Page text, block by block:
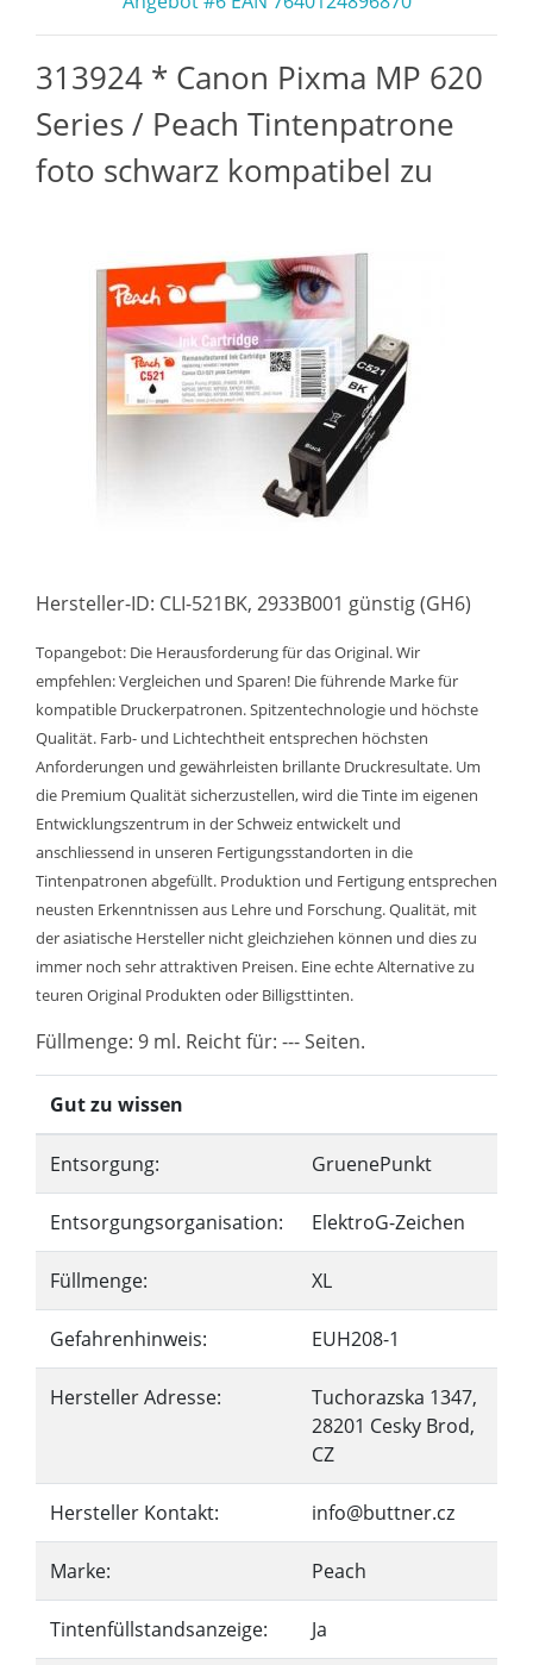
313924 * Canon Pixma MP 620
Series / Peach Tintenpatrone
foto schwarz kompatibel zu
Hersteller-ID: CLI-521BK, 2933B001 günstig (GH6)
Topangebot: Die Herausforderung für das Original. Wir
empfehlen: Vergleichen und Sparen! Die führende Marke für
kompatible Druckerpatronen. Spitzentechnologie und höchste
Qualität. Farb- und Lichtechtheit entsprechen höchsten
Anforderungen und gewährleisten brillante Druckresultate. Um
die Premium Qualität sicherzustellen, wird die Tinte im eigenen
Entwicklungszentrum in der Schweiz entwickelt und
anschliessend in unseren Fertigungsstandorten in die
Tintenpatronen abgefüllt. Produktion und Fertigung entsprechen
neusten Erkenntnissen aus Lehre und Forschung. Qualität, mit
der asiatische Hersteller nicht gleichziehen können und dies zu
immer noch sehr attraktiven Preisen. Eine echte Alternative zu
teuren Original Produkten oder Billigsttinten.
Füllmenge: 9 ml. Reicht für: --- Seiten.
Gut zu wissen
Entsorgung: GruenePunkt
Entsorgungsorganisation: ElektroG-Zeichen
Füllmenge: XL
Gefahrenhinweis: EUH208-1
Hersteller Adresse:
Tuchorazska 1347,
28201 Cesky Brod,
CZ
Hersteller Kontakt: info@buttner.cz
Marke: Peach
Tintenfüllstandsanzeige: Ja